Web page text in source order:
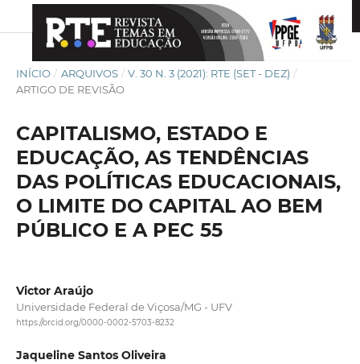
INÍCIO / ARQUIVOS / V. 30 N. 3 (2021): RTE (SET - DEZ) /
ARTIGO DE REVISÃO
CAPITALISMO, ESTADO E
EDUCAÇÃO, AS TENDÊNCIAS
DAS POLÍTICAS EDUCACIONAIS,
O LIMITE DO CAPITAL AO BEM
PÚBLICO E A PEC 55
Victor Araújo
Universidade Federal de Viçosa/MG - UFV
https://orcid.org/0000-0002-5703-8232
Jaqueline Santos Oliveira